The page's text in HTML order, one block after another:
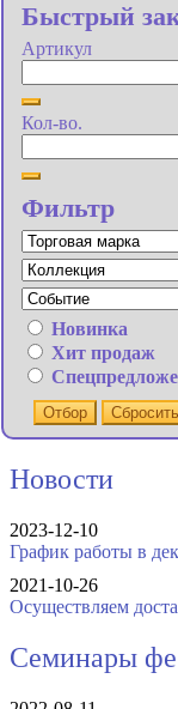
Быстрый
Артикул
Кол-во.
Фильтр
Новинка
Хит продаж
Отбор
Новости
2023-12-10
График работы в
2021-10-26
Осуществляем
Семинары